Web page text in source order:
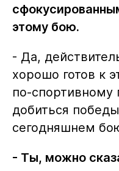
этому бою.
- Да,
хорошо готов к
по-спортивному
добиться
сегодняшнем
- Ты, можно